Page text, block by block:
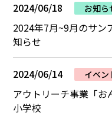
2024/06/18 お知ら
2024年7月~9月のサン
知らせ
2024/06/14 イベン
アウトリーチ事業「
小学校